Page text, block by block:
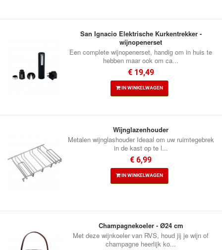
San Ignacio Elektrische Kurkentrekker -
wijnopenerset
Een complete wijnopenerset, handig om in huis te
hebben maar ook om ca...
€ 19,49
IN WINKELWAGEN
Wijnglazenhouder
Metalen wijnglashouder Ideaal om uw ruimtegebrek
in de kast op te l...
€ 6,99
IN WINKELWAGEN
Champagnekoeler - Ø24 cm
Met deze wijnkoeler van RVS, houd jij je wijn of
champagne heerlijk ko...